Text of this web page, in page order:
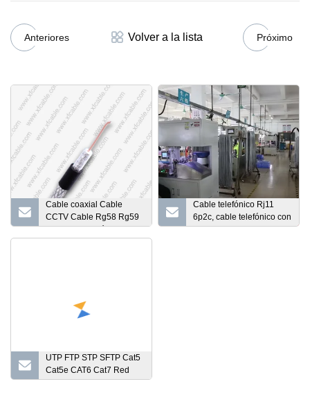
Anteriores Volver a la lista Próximo
Cable coaxial Cable
CCTV Cable Rg58 Rg59
con alimentación Cable
Cable telefónico Rj11
6p2c, cable telefónico con
cubierta de PVC/PE
UTP FTP STP SFTP Cat5
Cat5e CAT6 Cat7 Red
exterior interior Cable de